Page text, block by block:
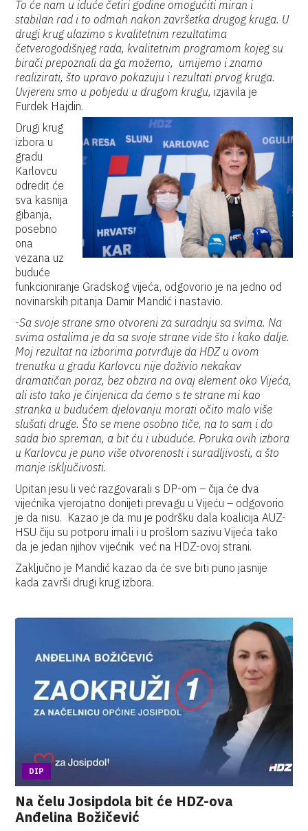
To će nam u iduće četiri godine omogućiti miran i
stabilan rad i to odmah nakon završetka drugog kruga. U
drugi krug ulazimo s kvalitetnim rezultatima
četverogodišnjeg rada, kvalitetnim programom kojeg su
birači prepoznali da ga možemo, umijemo i znamo
realizirati, što upravo pokazuju i rezultati prvog kruga.
Uvjereni smo u pobjedu u drugom krugu, izjavila je
Furdek Hajdin.
Drugi krug
izbora u
gradu
Karlovcu
odredit će
sva kasnija
gibanja,
posebno
ona
vezana uz
buduće
funkcioniranje Gradskog vijeća, odgovorio je na jedno od
novinarskih pitanja Damir Mandić i nastavio.
-Sa svoje strane smo otvoreni za suradnju sa svima. Na
svima ostalima je da sa svoje strane vide što i kako dalje.
Moj rezultat na izborima potvrđuje da HDZ u ovom
trenutku u gradu Karlovcu nije doživio nekakav
dramatičan poraz, bez obzira na ovaj element oko Vijeća,
ali isto tako je činjenica da ćemo s te strane mi kao
stranka u budućem djelovanju morati očito malo više
slušati druge. Što se mene osobno tiče, na to sam i do
sada bio spreman, a bit ću i ubuduće. Poruka ovih izbora
u Karlovcu je puno više otvorenosti i suradljivosti, a što
manje isključivosti.
Upitan jesu li već razgovarali s DP-om – čija će dva
vijećnika vjerojatno donijeti prevagu u Vijeću – odgovorio
je da nisu. Kazao je da mu je podršku dala koalicija AUZ-
HSU čiju su potporu imali i u prošlom sazivu Vijeća tako
da je jedan njihov vijećnik već na HDZ-ovoj strani.
Zaključno je Mandić kazao da će sve biti puno jasnije
kada završi drugi krug izbora.
DIP
Na čelu Josipdola bit će HDZ-ova
Anđelina Božičević